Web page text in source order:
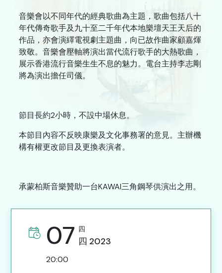
誠徵專業服務人員
網站連結
聯絡我們
07 四
四 2023
20:00
音樂會以不同年代的經典歌曲為主題，歌曲包括八十
年代傳奇歌手及九十至二千年代本地樂壇天王天后的
作品，亦會演繹電視劇主題曲，向已故作曲家顧嘉煇
致敬。音樂會壓軸將演出當代流行歌手的大熱歌曲，
展示香港流行音樂生生不息的魅力。電台主持李志剛
將為演出擔任司儀。
節目長約2小時，不設中場休息。
本節目內容不反映康樂及文化事務署的意見。主辦機
構有權更改節目及更換表演者。
承蒙柏斯音樂贊助一台KAWAI三角鋼琴供演出之用。